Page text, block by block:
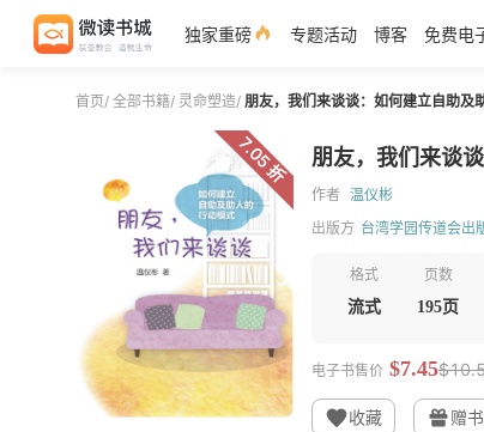
独家重磅 专题活动 博客 免费电
首页/ 全部书籍/ 灵命塑造/ 朋友，我们来谈谈：如何建立自助及
7.05 折 朋友，我们来谈
作者 温仪彬
出版方 台湾学园传道会出
格式
流式
页数
195页
电子书售价 $7.45
收藏 赠书